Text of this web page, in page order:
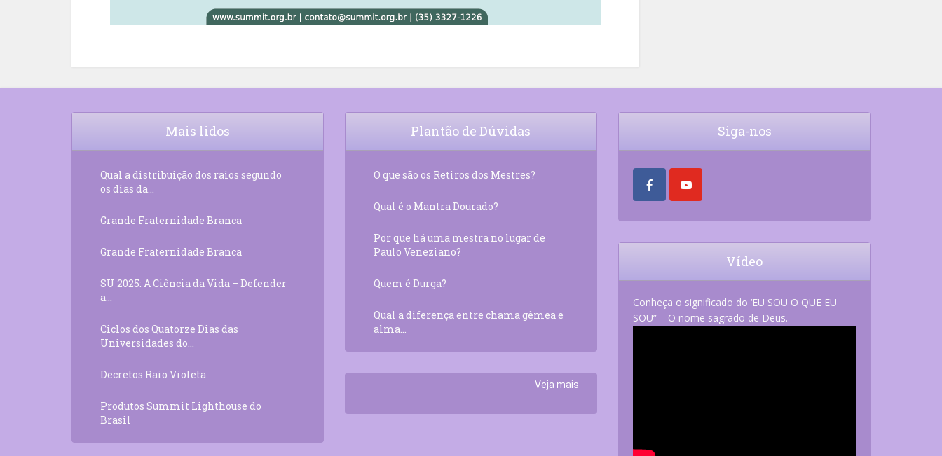
Mais lidos
Qual a distribuição dos raios segundo
os dias da...
Grande Fraternidade Branca
Grande Fraternidade Branca
SU 2025: A Ciência da Vida – Defender
a...
Ciclos dos Quatorze Dias das
Universidades do...
Decretos Raio Violeta
Produtos Summit Lighthouse do
Brasil
Plantão de Dúvidas
O que são os Retiros dos Mestres?
Qual é o Mantra Dourado?
Por que há uma mestra no lugar de
Paulo Veneziano?
Quem é Durga?
Qual a diferença entre chama gêmea e
alma...
Veja mais
Siga-nos
Vídeo
Conheça o significado do ‘EU SOU O QUE EU
SOU” – O nome sagrado de Deus.